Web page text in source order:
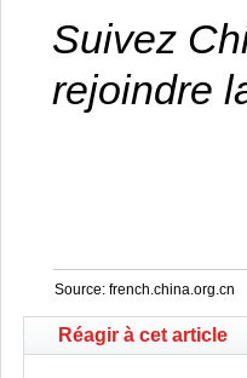
Suivez
rejoindre
Source:french.china.org.cn
Réagir à cet article